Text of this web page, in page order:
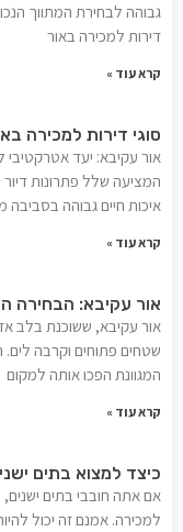
גבוהה לבחירת המתווך
דירות למכירה באור
קרא עוד »
סוגי דירות למכירה
אור עקיבא: יעד
המציעה שלל פתרונות
איכות חיים גבוהה
קרא עוד »
אור עקיבא: הבחירה
אור עקיבא, ששוכנת בלב
שטחים פתוחים וקרבה לים.
המגוונת הפכו אותה למקום
קרא עוד »
כיצד למצוא בתים
אם אתה חובבי בתים
למכירה. אמנם זה יכול